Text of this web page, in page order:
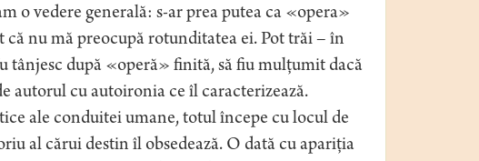
o vedere generală: s-ar prea putea ca «opera»
nu mă preocupă rotunditatea ei. Pot trăi – în
după «operă» finită, să fiu mulţumit dacă
autorul cu autoironia ce îl caracterizează.
ale conduitei umane, totul începe cu locul de
al cărui destin îl obsedează. O dată cu apariţia